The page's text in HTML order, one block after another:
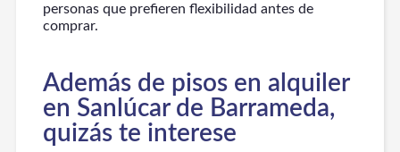
personas que prefieren flexibilidad antes de
comprar.
Además de pisos en alquiler
en Sanlúcar de Barrameda,
quizás te interese